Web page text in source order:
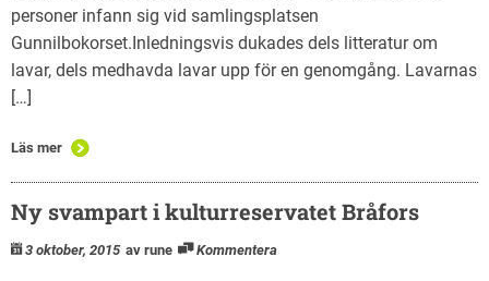
personer infann sig vid samlingsplatsen
Gunnilbokorset.Inledningsvis dukades dels litteratur om
lavar, dels medhavda lavar upp för en genomgång. Lavarnas
[…]
Läs mer
Ny svampart i kulturreservatet Bråfors
3 oktober, 2015 av rune Kommentera